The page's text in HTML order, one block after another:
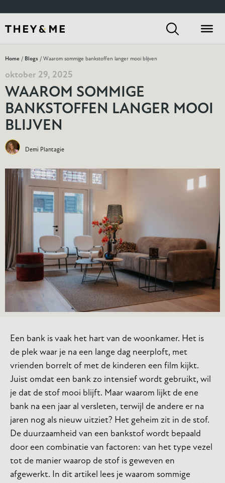
Home / Blogs / Waarom sommige bankstoffen langer mooi blijven
oktober 29, 2025
WAAROM SOMMIGE
BANKSTOFFEN LANGER MOOI
BLIJVEN
Demi Plantagie
Een bank is vaak het hart van de woonkamer. Het is
de plek waar je na een lange dag neerploft, met
vrienden borrelt of met de kinderen een film kijkt.
Juist omdat een bank zo intensief wordt gebruikt, wil
je dat de stof mooi blijft. Maar waarom lijkt de ene
bank na een jaar al versleten, terwijl de andere er na
jaren nog als nieuw uitziet? Het geheim zit in de stof.
De duurzaamheid van een bankstof wordt bepaald
door een combinatie van factoren: van het type vezel
tot de manier waarop de stof is geweven en
afgewerkt. In dit artikel lees je waarom sommige